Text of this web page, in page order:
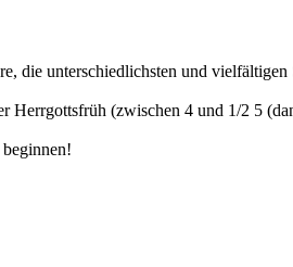
die unterschiedlichsten und
(zwischen 4 und 1/2 5